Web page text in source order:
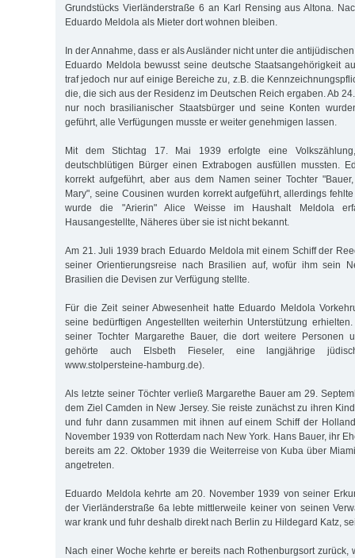
Grundstücks Vierländerstraße 6 an Karl Rensing aus Altona.
Eduardo Meldola als Mieter dort wohnen bleiben.
In der Annahme, dass er als Ausländer nicht unter die
Eduardo Meldola bewusst seine deutsche Staatsangehörigkeit
traf jedoch nur auf einige Bereiche zu, z.B. die
die, die sich aus der Residenz im Deutschen Reich ergaben. Ab
nur noch brasilianischer Staatsbürger und seine Konten
geführt, alle Verfügungen musste er weiter genehmigen lassen.
Mit dem Stichtag 17. Mai 1939 erfolgte eine
deutschblütigen Bürger einen Extrabogen ausfüllen mussten.
korrekt aufgeführt, aber aus dem Namen seiner Tochter
Mary", seine Cousinen wurden korrekt aufgeführt, allerdings
wurde die "Arierin" Alice Weisse im Haushalt Meldola
Hausangestellte, Näheres über sie ist nicht bekannt.
Am 21. Juli 1939 brach Eduardo Meldola mit einem Schiff der
seiner Orientierungsreise nach Brasilien auf, wofür ihm sein
Brasilien die Devisen zur Verfügung stellte.
Für die Zeit seiner Abwesenheit hatte Eduardo Meldola
seine bedürftigen Angestellten weiterhin Unterstützung
seiner Tochter Margarethe Bauer, die dort weitere Personen
gehörte auch Elsbeth Fieseler, eine langjährige
www.stolpersteine-hamburg.de).
Als letzte seiner Töchter verließ Margarethe Bauer am 29.
dem Ziel Camden in New Jersey. Sie reiste zunächst zu ihren
und fuhr dann zusammen mit ihnen auf einem Schiff der
November 1939 von Rotterdam nach New York. Hans Bauer, ihr
bereits am 22. Oktober 1939 die Weiterreise von Kuba über
angetreten.
Eduardo Meldola kehrte am 20. November 1939 von seiner
der Vierländerstraße 6a lebte mittlerweile keiner von seinen
war krank und fuhr deshalb direkt nach Berlin zu Hildegard Katz,
Nach einer Woche kehrte er bereits nach Rothenburgsort zurück,